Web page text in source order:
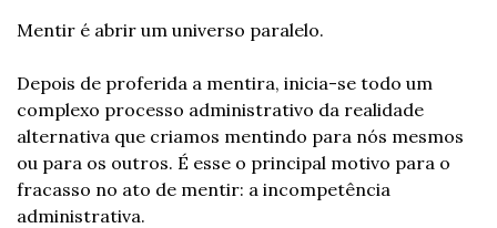
Mentir é abrir um universo paralelo.
Depois de proferida a mentira, inicia-se todo um
complexo processo administrativo da realidade
alternativa que criamos mentindo para nós mesmos
ou para os outros. É esse o principal motivo para o
fracasso no ato de mentir: a incompetência
administrativa.